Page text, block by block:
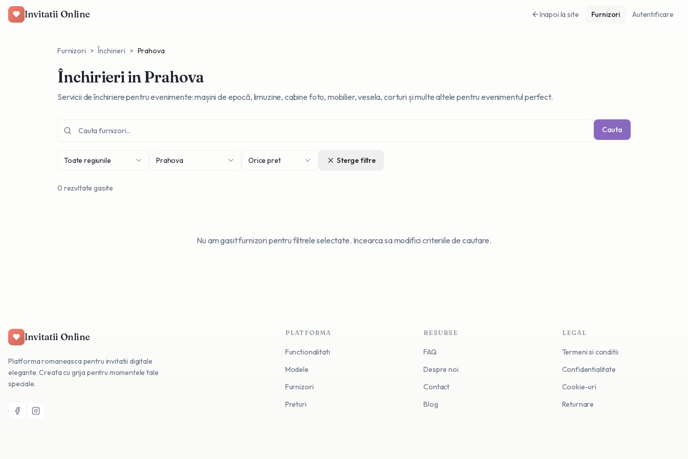
Invitatii Online Inapoi la site Furnizori Autentificare
Furnizori > Închirieri > Prahova
Închirieriin Prahova
Servicii de închiriere pentru evenimente: mașini de epocă, limuzine, cabine foto, mobilier, vesela, corturi și multe altele pentru evenimentul perfect.
Cauta
Toate regiunile Prahova Orice pret Sterge filtre
0 rezultate gasite
Nu am gasit furnizori pentru filtrele selectate. Incearca sa modifici criteriile de cautare.
Invitatii Online
Platforma romaneasca pentru invitatii digitale
elegante. Creata cu grija pentru momentele tale
speciale.
PLATFORMA
Functionalitati
Modele
Furnizori
Preturi
RESURSE
FAQ
Despre noi
Contact
Blog
LEGAL
Termeni si conditii
Confidentialitate
Cookie-uri
Returnare